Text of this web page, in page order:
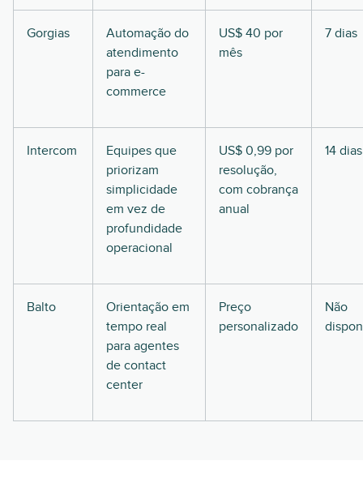
Gorgias
Automação do
atendimento
para e-
commerce
US$ 40 por
mês
7 dias
Intercom
Equipes que
priorizam
simplicidade
em vez de
profundidade
operacional
US$ 0,99 por
resolução,
com cobrança
anual
14 dias
Balto
Orientação em
tempo real
para agentes
de contact
center
Preço
personalizado
Não